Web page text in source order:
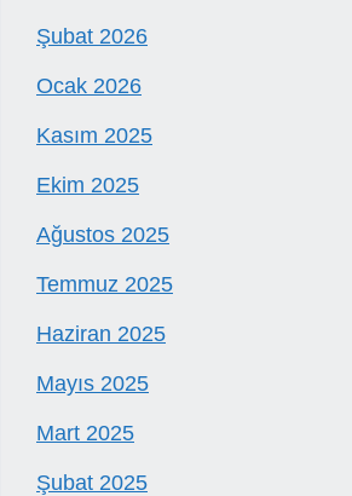
Şubat 2026
Ocak 2026
Kasım 2025
Ekim 2025
Ağustos 2025
Temmuz 2025
Haziran 2025
Mayıs 2025
Mart 2025
Şubat 2025